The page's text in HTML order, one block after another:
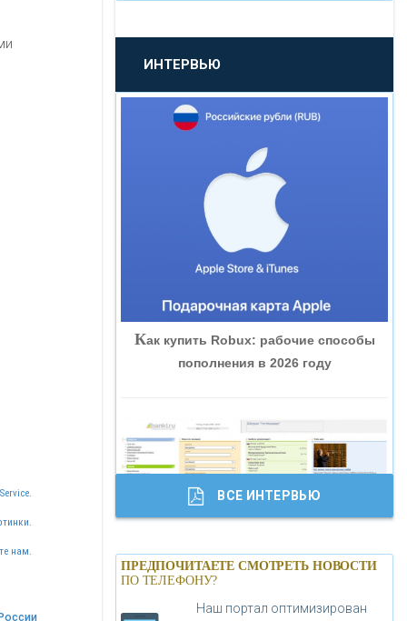
нам.
«ПРОМСВЯЗЬБАНК»
«НОВИКОМБАНК»
«СМП БАНК»
«ВНЕШПРОМБАНК»
«БАНК ГЛОБЭКС»
«ТРАСТ»
«ГАЗПРОМБАНК»
«МОСКОВСКИЙ КРЕДИТНЫЙ
БАНК»
ИНТЕРВЬЮ
Как купить Robux: рабочие способы
пополнения в 2026 году
Банки.ру обновил логотип впервые за
19 лет - «Лента новостей»
ВСЕ ИНТЕРВЬЮ
ПРЕДПОЧИТАЕТЕ СМОТРЕТЬ НОВОСТИ
ПО ТЕЛЕФОНУ?
Наш портал оптимизирован